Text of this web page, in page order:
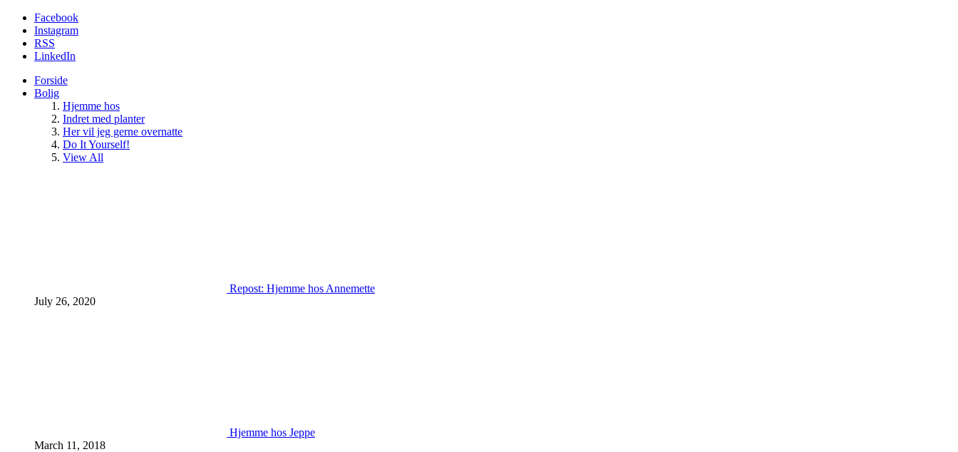
Facebook
Instagram
RSS
LinkedIn
Forside
Bolig
Hjemme hos
Indret med planter
Her vil jeg gerne overnatte
Do It Yourself!
View All
Repost: Hjemme hos Annemette
July 26, 2020
Hjemme hos Jeppe
March 11, 2018